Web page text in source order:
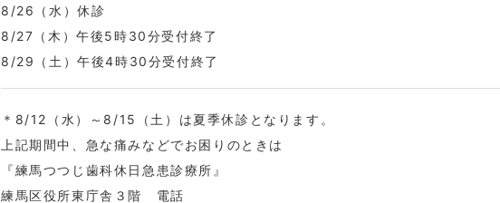
8/26（水）休診
8/27（木）午後5時30分受付終了
8/29（土）午後4時30分受付終了
＊8/12（水）～8/15（土）は夏季休診となります。
上記期間中、急な痛みなどでお困りのときは
『練馬つつじ歯科休日急患診療所』
練馬区役所東庁舎３階 電話